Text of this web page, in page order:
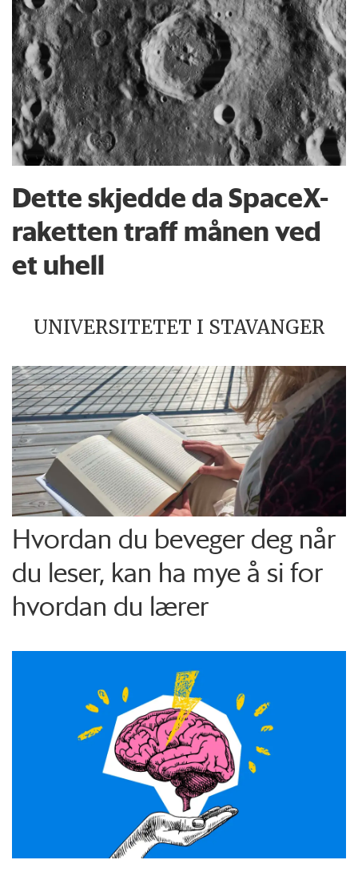
Dette skjedde da SpaceX-
raketten traff månen ved
et uhell
UNIVERSITETET I STAVANGER
Hvordan du beveger deg når
du leser, kan ha mye å si for
hvordan du lærer